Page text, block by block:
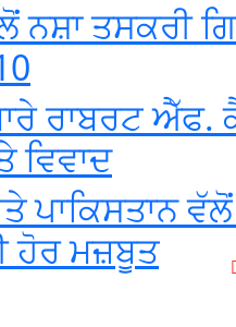
ਨਸ਼ਾ ਤਸਕਰੀ
ਰਾਬਰਟ ਐੱਫ.
ਵਿਵਾਦ
ਪਾਕਿਸਤਾਨ
ਹੋਰ ਮਜ਼ਬੂਤ